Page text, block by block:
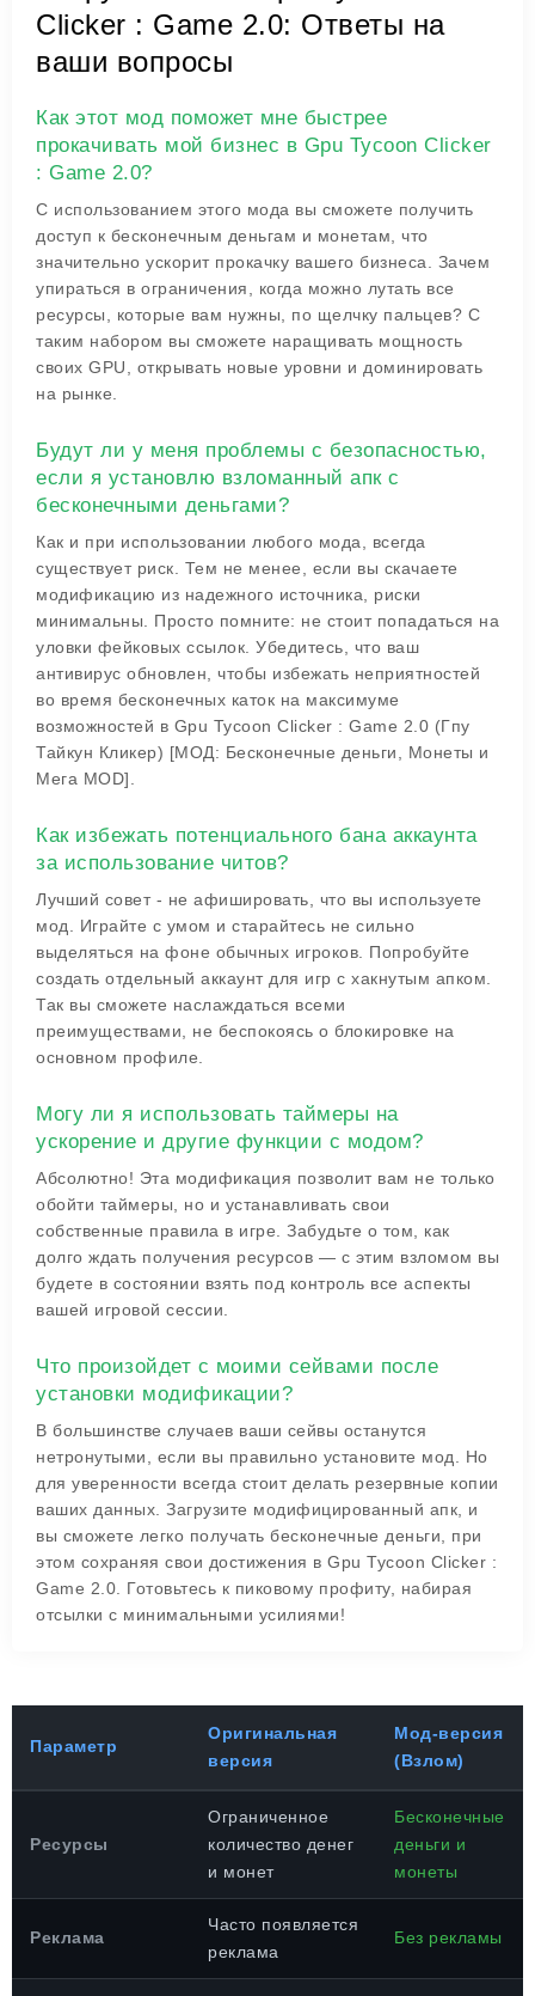
Clicker : Game 2.0: Ответы на
ваши вопросы
Как этот мод поможет мне быстрее
прокачивать мой бизнес в Gpu Tycoon Clicker
: Game 2.0?
С использованием этого мода вы сможете получить
доступ к бесконечным деньгам и монетам, что
значительно ускорит прокачку вашего бизнеса. Зачем
упираться в ограничения, когда можно лутать все
ресурсы, которые вам нужны, по щелчку пальцев? С
таким набором вы сможете наращивать мощность
своих GPU, открывать новые уровни и доминировать
на рынке.
Будут ли у меня проблемы с безопасностью,
если я установлю взломанный апк с
бесконечными деньгами?
Как и при использовании любого мода, всегда
существует риск. Тем не менее, если вы скачаете
модификацию из надежного источника, риски
минимальны. Просто помните: не стоит попадаться на
уловки фейковых ссылок. Убедитесь, что ваш
антивирус обновлен, чтобы избежать неприятностей
во время бесконечных каток на максимуме
возможностей в Gpu Tycoon Clicker : Game 2.0 (Гпу
Тайкун Кликер) [МОД: Бесконечные деньги, Монеты и
Мега MOD].
Как избежать потенциального бана аккаунта
за использование читов?
Лучший совет - не афишировать, что вы используете
мод. Играйте с умом и старайтесь не сильно
выделяться на фоне обычных игроков. Попробуйте
создать отдельный аккаунт для игр с хакнутым апком.
Так вы сможете наслаждаться всеми
преимуществами, не беспокоясь о блокировке на
основном профиле.
Могу ли я использовать таймеры на
ускорение и другие функции с модом?
Абсолютно! Эта модификация позволит вам не только
обойти таймеры, но и устанавливать свои
собственные правила в игре. Забудьте о том, как
долго ждать получения ресурсов — с этим взломом вы
будете в состоянии взять под контроль все аспекты
вашей игровой сессии.
Что произойдет с моими сейвами после
установки модификации?
В большинстве случаев ваши сейвы останутся
нетронутыми, если вы правильно установите мод. Но
для уверенности всегда стоит делать резервные копии
ваших данных. Загрузите модифицированный апк, и
вы сможете легко получать бесконечные деньги, при
этом сохраняя свои достижения в Gpu Tycoon Clicker :
Game 2.0. Готовьтесь к пиковому профиту, набирая
отсылки с минимальными усилиями!
Параметр
Оригинальная
версия
Мод-версия
(Взлом)
Ресурсы
Ограниченное
количество денег
и монет
Бесконечные
деньги и
монеты
Реклама
Часто появляется
реклама
Без рекламы